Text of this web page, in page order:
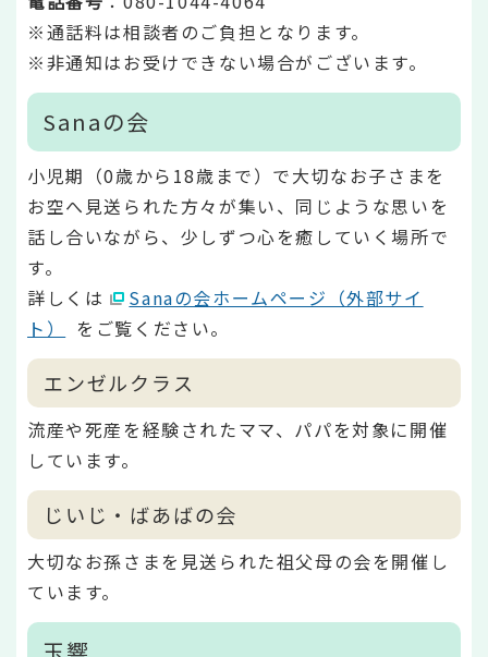
※通話料は相談者のご負担となります。
※非通知はお受けできない場合がございます。
Sanaの会
小児期（0歳から18歳まで）で大切なお子さまを
お空へ見送られた方々が集い、同じような思いを
話し合いながら、少しずつ心を癒していく場所で
す。
詳しくは
Sanaの会ホームページ（外部サイ
ト）
をご覧ください。
エンゼルクラス
流産や死産を経験されたママ、パパを対象に開催
しています。
じいじ・ばあばの会
大切なお孫さまを見送られた祖父母の会を開催し
ています。